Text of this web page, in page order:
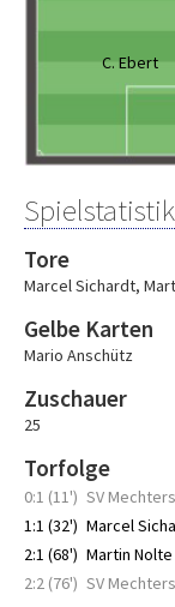
C. Ebert
Spielstatistik
Tore
Marcel Sichardt,
Gelbe Karten
Mario Anschütz
Zuschauer
25
Torfolge
0:1 (11') SV
1:1 (32') Marcel
2:1 (68') Martin
2:2 (76') SV